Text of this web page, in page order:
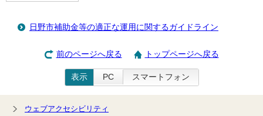
日野市補助金等の適正な運用に関するガイドライン
前のページへ戻る トップページへ戻る
表示 PC スマートフォン
ウェブアクセシビリティ